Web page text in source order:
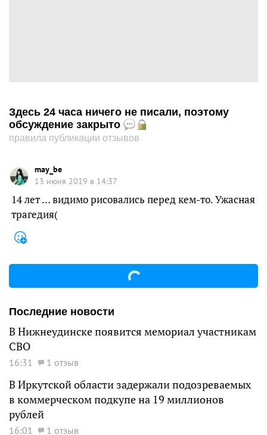
Здесь 24 часа ничего не писали, поэтому
обсуждение закрыто
правила публикации отзывов
may_be
13 июня 2019 в 14:37
14 лет … видимо рисовались перед кем-то. Ужасная
трагедия(
Последние новости
В Нижнеудинске появится мемориал участникам
СВО
16:31 1 отзыв
В Иркутской области задержали подозреваемых
в коммерческом подкупе на 19 миллионов
рублей
16:01 1 отзыв